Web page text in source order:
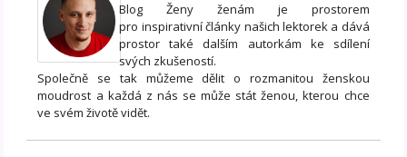
Blog Ženy ženám je prostorem
pro inspirativní články našich lektorek a dává
prostor také dalším autorkám ke sdílení
svých zkušeností.
Společně se tak můžeme dělit o rozmanitou ženskou
moudrost a každá z nás se může stát ženou, kterou chce
ve svém životě vidět.